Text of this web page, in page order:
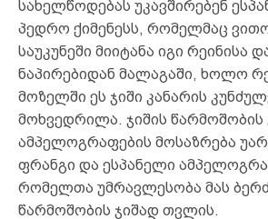
სახელწოდებას უკავშირებენ
პედრო ქიმენესს, რომელმაც
საუკუნეში მიიტანა იგი რეინისა
ნაპირებიდან მალაგაში, ხოლო
მოზელში ეს ჯიში კანარის
მოხვედრილა. ჯიშის წარმოშობის
ამპელოგრაფების მოსაზრება
ფრანგი და ესპანელი
რომელთა უმრავლესობა მას
წარმოშობის ჯიშად თვლის.